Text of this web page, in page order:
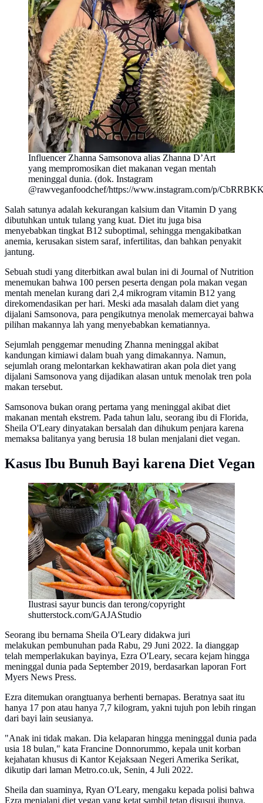
Influencer Zhanna Samsonova alias Zhanna D’Art
yang mempromosikan diet makanan vegan mentah
meninggal dunia. (dok. Instagram
@rawveganfoodchef/https://www.instagram.com/p/
Salah satunya adalah kekurangan kalsium dan Vitamin D yang
dibutuhkan untuk tulang yang kuat. Diet itu juga bisa
menyebabkan tingkat B12 suboptimal, sehingga mengakibatkan
anemia, kerusakan sistem saraf, infertilitas, dan bahkan penyakit
jantung.
Sebuah studi yang diterbitkan awal bulan ini di Journal of Nutrition
menemukan bahwa 100 persen peserta dengan pola makan vegan
mentah menelan kurang dari 2,4 mikrogram vitamin B12 yang
direkomendasikan per hari. Meski ada masalah dalam diet yang
dijalani Samsonova, para pengikutnya menolak memercayai bahwa
pilihan makannya lah yang menyebabkan kematiannya.
Sejumlah penggemar menuding Zhanna meninggal akibat
kandungan kimiawi dalam buah yang dimakannya. Namun,
sejumlah orang melontarkan kekhawatiran akan pola diet yang
dijalani Samsonova yang dijadikan alasan untuk menolak tren pola
makan tersebut.
Samsonova bukan orang pertama yang meninggal akibat diet
makanan mentah ekstrem. Pada tahun lalu, seorang ibu di Florida,
Sheila O'Leary dinyatakan bersalah dan dihukum penjara karena
memaksa balitanya yang berusia 18 bulan menjalani diet vegan.
Kasus Ibu Bunuh Bayi karena Diet Vegan
Ilustrasi sayur buncis dan terong/copyright
shutterstock.com/GAJAStudio
Seorang ibu bernama Sheila O'Leary didakwa juri
melakukan pembunuhan pada Rabu, 29 Juni 2022. Ia dianggap
telah memperlakukan bayinya, Ezra O'Leary, secara kejam hingga
meninggal dunia pada September 2019, berdasarkan laporan Fort
Myers News Press.
Ezra ditemukan orangtuanya berhenti bernapas. Beratnya saat itu
hanya 17 pon atau hanya 7,7 kilogram, yakni tujuh pon lebih ringan
dari bayi lain seusianya.
"Anak ini tidak makan. Dia kelaparan hingga meninggal dunia pada
usia 18 bulan," kata Francine Donnorummo, kepala unit korban
kejahatan khusus di Kantor Kejaksaan Negeri Amerika Serikat,
dikutip dari laman Metro.co.uk, Senin, 4 Juli 2022.
Sheila dan suaminya, Ryan O'Leary, mengaku kepada polisi bahwa
Ezra menjalani diet vegan yang ketat sambil tetap disusui ibunya.